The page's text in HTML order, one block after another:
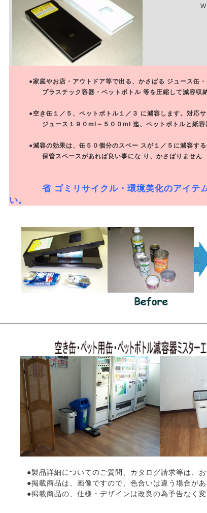
●家庭やお店・アウトドア等で出る、かさばる ジュース缶
プラスチック容器・ペットボトル 等を圧縮して減容収納す
●空き缶１／５、ペットボトル１／３ に減容します。対応サ
ジュース１９０ml～５００ml 迄、ペットボトルと紙容器
●減容の効果は、缶５０個分のスペー スが１／５に減容する
保管スペースがあれば良い事にな り、かさばりません
省 ゴミリサイクル・環境美化のアイテ
い。
●製品詳細についてのご質問、カタログ請求等は、お気
●掲載商品は、画像ですので、色合いは違う場合があ
●掲載商品の、仕様・デザインは改良の為予告なく変更